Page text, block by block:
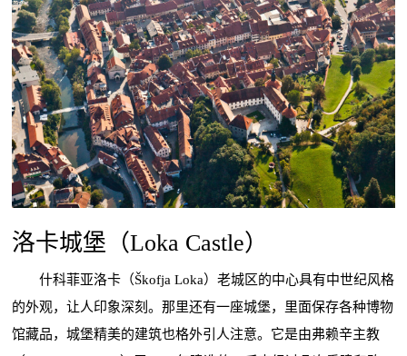
洛卡城堡（Loka Castle）
什科菲亚洛卡（Škofja Loka）老城区的中心具有中世纪风格
的外观，让人印象深刻。那里还有一座城堡，里面保存各种博物
馆藏品，城堡精美的建筑也格外引人注意。它是由弗赖辛主教